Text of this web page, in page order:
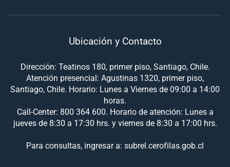
Ubicación y Contacto
Dirección: Teatinos 180, primer piso, Santiago, Chile.
Atención presencial: Agustinas 1320, primer piso,
Santiago, Chile. Horario: Lunes a Viernes de 09:00 a 14:00
horas.
Call-Center: 800 364 600. Horario de atención: Lunes a
jueves de 8:30 a 17:30 hrs. y viernes de 8:30 a 17:00 hrs.
Para consultas, ingresar a: subrel.cerofilas.gob.cl